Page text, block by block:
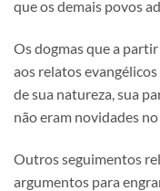
que os demais povos
Os dogmas que a
aos relatos
de sua natureza, sua
não eram novidades
Outros seguimentos
argumentos para